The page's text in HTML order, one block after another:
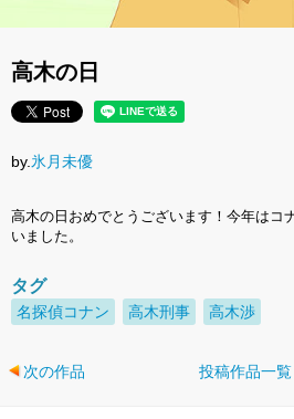
高木の日
by.氷月未優
高木の日おめでとうございます！今年はコ
いました。
タグ
名探偵コナン 高木刑事 高木渉
次の作品 投稿作品一覧